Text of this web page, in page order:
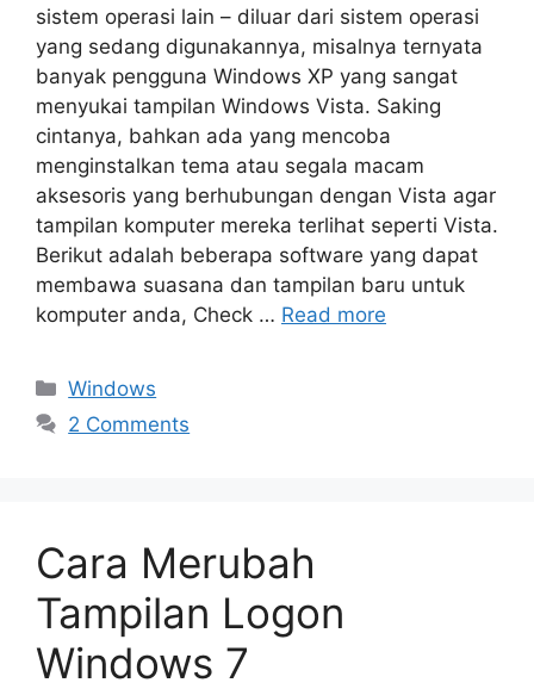
sistem operasi lain – diluar dari sistem operasi
yang sedang digunakannya, misalnya ternyata
banyak pengguna Windows XP yang sangat
menyukai tampilan Windows Vista. Saking
cintanya, bahkan ada yang mencoba
menginstalkan tema atau segala macam
aksesoris yang berhubungan dengan Vista agar
tampilan komputer mereka terlihat seperti Vista.
Berikut adalah beberapa software yang dapat
membawa suasana dan tampilan baru untuk
komputer anda, Check … Read more
Categories
Windows
2 Comments
Cara Merubah
Tampilan Logon
Windows 7